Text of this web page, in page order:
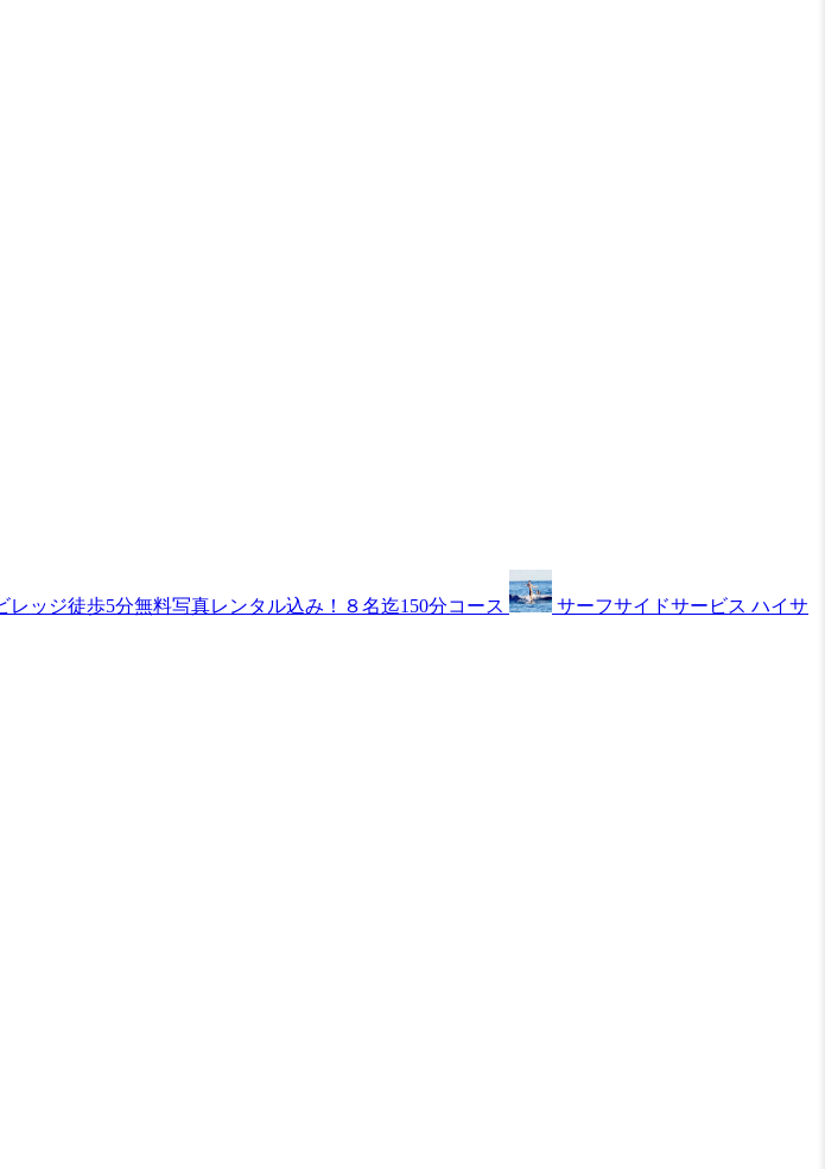
ッジ徒歩5分無料写真レンタル込み！８名迄150分コース
サーフサイドサービス ハイサ